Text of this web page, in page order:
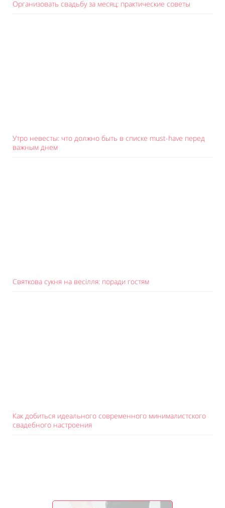
Организовать свадьбу за месяц: практические советы
Утро невесты: что должно быть в списке must-have перед
важным днем
Святкова сукня на весілля: поради гостям
Как добиться идеального современного минималистского
свадебного настроения